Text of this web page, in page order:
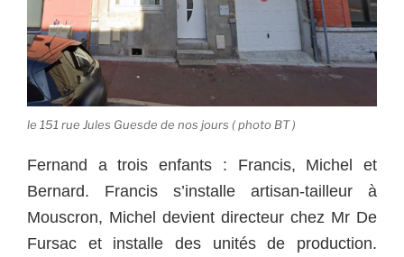
le 151 rue Jules Guesde de nos jours ( photo BT )
Fernand a trois enfants : Francis, Michel et
Bernard. Francis s’installe artisan-tailleur à
Mouscron, Michel devient directeur chez Mr De
Fursac et installe des unités de production.